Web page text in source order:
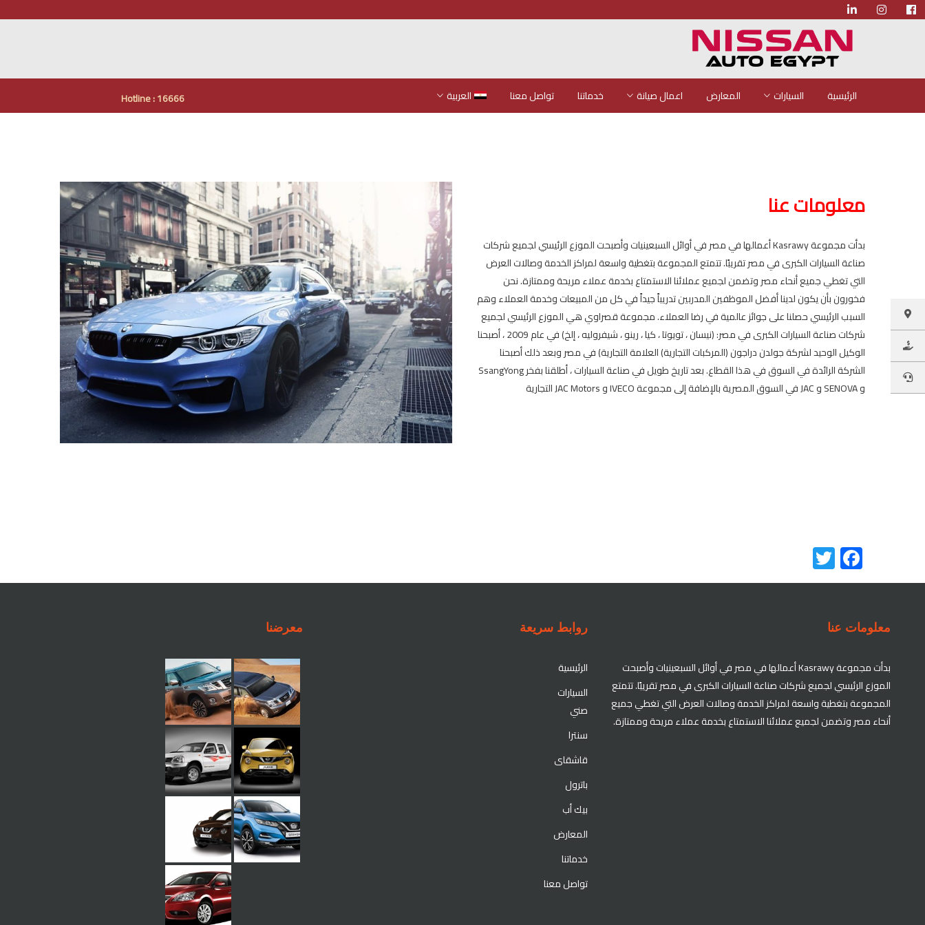
الرئيسية السيارات المعارض اعمال صيانة خدماتنا تواصل معنا العربية Hotline : 16666
معلومات عنا
بدأت مجموعة Kasrawy أعمالها في مصر في أوائل السبعينيات وأصبحت الموزع الرئيسي لجميع شركات
صناعة السيارات الكبرى في مصر تقريبًا. تتمتع المجموعة بتغطية واسعة لمراكز الخدمة وصالات العرض
التي تغطي جميع أنحاء مصر وتضمن لجميع عملائنا الاستمتاع بخدمة عملاء مريحة وممتازة. نحن
فخورون بأن يكون لدينا أفضل الموظفين المدربين تدريباً جيداً في كل من المبيعات وخدمة العملاء وهم
السبب الرئيسي حصلنا على جوائز عالمية في رضا العملاء. مجموعة قصراوي هي الموزع الرئيسي لجميع
شركات صناعة السيارات الكبرى في مصر: (نيسان ، تويوتا ، كيا ، رينو ، شيفروليه ، إلخ) في عام 2009 ، أصبحنا
الوكيل الوحيد لشركة جولدن دراجون (المركبات التجارية) العلامة التجارية) في مصر وبعد ذلك أصبحنا
الشركة الرائدة في السوق في هذا القطاع. بعد تاريخ طويل في صناعة السيارات ، أطلقنا بفخر SsangYong
و SENOVA و JAC في السوق المصرية بالإضافة إلى مجموعة IVECO و JAC Motors التجارية
Facebook
معلومات عنا
بدأت مجموعة Kasrawy أعمالها في مصر في أوائل السبعينيات وأصبحت
الموزع الرئيسي لجميع شركات صناعة السيارات الكبرى في مصر تقريبًا. تتمتع
المجموعة بتغطية واسعة لمراكز الخدمة وصالات العرض التي تغطي جميع
أنحاء مصر وتضمن لجميع عملائنا الاستمتاع بخدمة عملاء مريحة وممتازة.
روابط سريعة
الرئيسية
السيارات
صني
سنترا
قاشقاى
باترول
بيك أب
المعارض
خدماتنا
تواصل معنا
معرضنا